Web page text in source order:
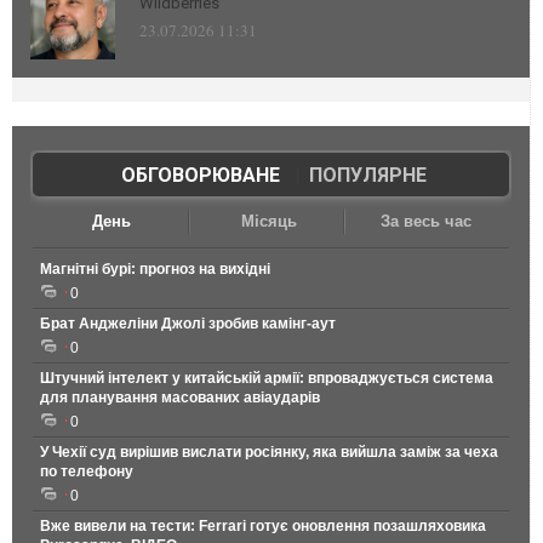
23.07.2026 11:31
ОБГОВОРЮВАНЕ| ПОПУЛЯРНЕ
День Місяць За весь час
Магнітні бурі: прогноз на вихідні
0
Брат Анджеліни Джолі зробив камінг-аут
0
Штучний інтелект у китайській армії: впроваджується система
для планування масованих авіаударів
0
У Чехії суд вирішив вислати росіянку, яка вийшла заміж за чеха
по телефону
0
Вже вивели на тести: Ferrari готує оновлення позашляховика